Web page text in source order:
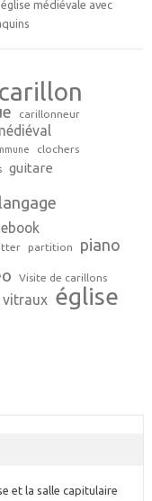
médiévale avec
carillon
carillonneur
clochers
guitare
langage
partition piano
Visite de carillons
vitraux église
et la salle capitulaire